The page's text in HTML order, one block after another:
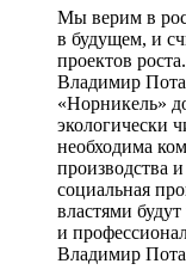
Мы верим в
в будущем, и
проектов роста.
Владимир
«Норникель»
экологически
необходима
производства и
социальная
властями
и
Владимир